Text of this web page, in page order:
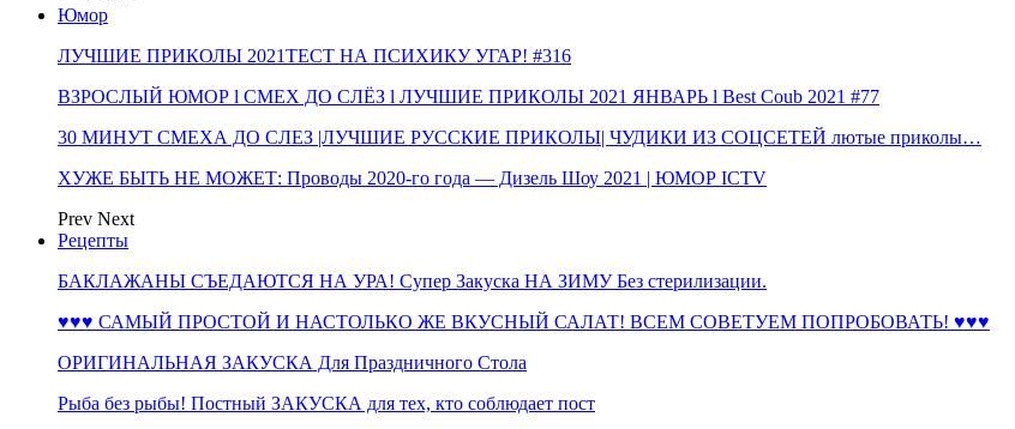
Юмор
ЛУЧШИЕ ПРИКОЛЫ 2021ТЕСТ НА ПСИХИКУ УГАР! #316
ВЗРОСЛЫЙ ЮМОР l СМЕХ ДО СЛЁЗ l ЛУЧШИЕ ПРИКОЛЫ 2021 ЯНВАРЬ l Best Coub 2021 #77
30 МИНУТ СМЕХА ДО СЛЕЗ |ЛУЧШИЕ РУССКИЕ ПРИКОЛЫ| ЧУДИКИ ИЗ СОЦСЕТЕЙ лютые приколы…
ХУЖЕ БЫТЬ НЕ МОЖЕТ: Проводы 2020-го года — Дизель Шоу 2021 | ЮМОР ICTV
Prev Next
Рецепты
БАКЛАЖАНЫ СЪЕДАЮТСЯ НА УРА! Супер Закуска НА ЗИМУ Без стерилизации.
♥♥♥ САМЫЙ ПРОСТОЙ И НАСТОЛЬКО ЖЕ ВКУСНЫЙ САЛАТ! ВСЕМ СОВЕТУЕМ ПОПРОБОВАТЬ! ♥♥♥
ОРИГИНАЛЬНАЯ ЗАКУСКА Для Праздничного Стола
Рыба без рыбы! Постный ЗАКУСКА для тех, кто соблюдает пост